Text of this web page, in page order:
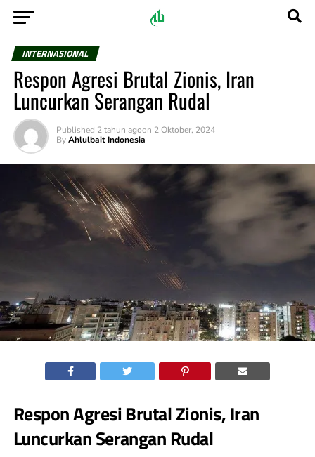
INTERNASIONAL
Respon Agresi Brutal Zionis, Iran
Luncurkan Serangan Rudal
Published 2 tahun agoon 2 Oktober, 2024
By Ahlulbait Indonesia
Respon Agresi Brutal Zionis, Iran
Luncurkan Serangan Rudal